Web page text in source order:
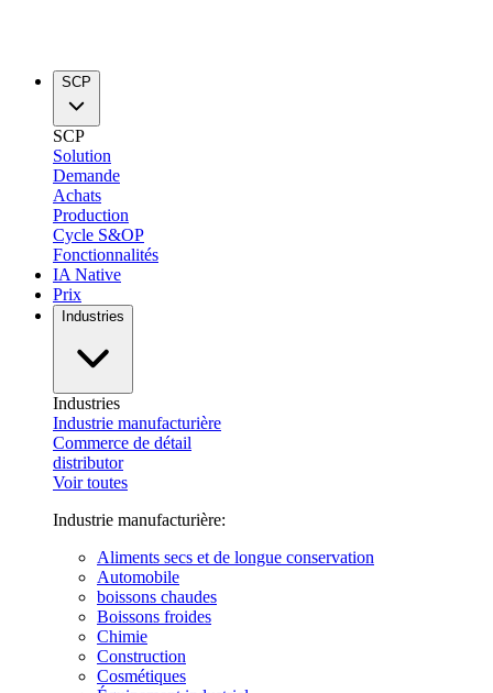
SCP
SCP
Solution
Demande
Achats
Production
Cycle S&OP
Fonctionnalités
IA Native
Prix
Industries
Industries
Industrie manufacturière
Commerce de détail
distributor
Voir toutes
Industrie manufacturière:
Aliments secs et de longue conservation
Automobile
boissons chaudes
Boissons froides
Chimie
Construction
Cosmétiques